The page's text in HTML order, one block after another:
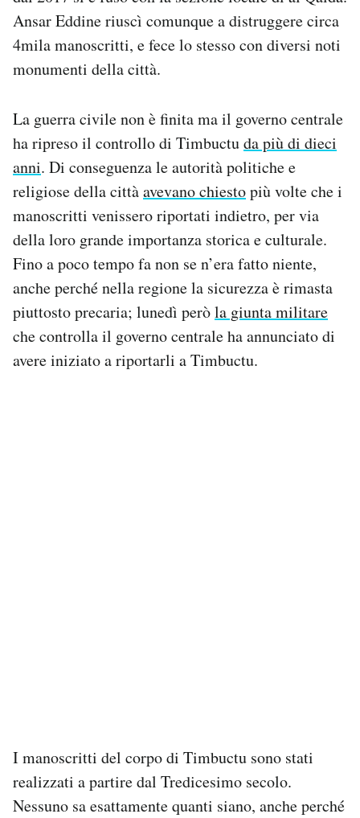
Ansar Eddine riuscì comunque a distruggere circa
4mila manoscritti, e fece lo stesso con diversi noti
monumenti della città.
La guerra civile non è finita ma il governo centrale
ha ripreso il controllo di Timbuctuda più di dieci
anni. Di conseguenza le autorità politiche e
religiose della cittàavevano chiestopiù volte che i
manoscritti venissero riportati indietro, per via
della loro grande importanza storica e culturale.
Fino a poco tempo fa non se n’era fatto niente,
anche perché nella regione la sicurezza è rimasta
piuttosto precaria; lunedì peròla giunta militare
che controlla il governo centrale ha annunciato di
avere iniziato a riportarli a Timbuctu.
I manoscritti del corpo di Timbuctu sono stati
realizzati a partire dal Tredicesimo secolo.
Nessuno sa esattamente quanti siano, anche perché